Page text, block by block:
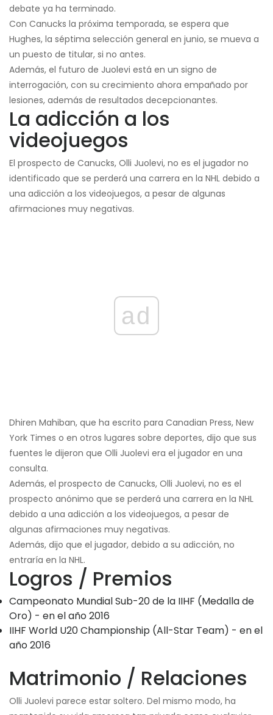
debate ya ha terminado.
Con Canucks la próxima temporada, se espera que
Hughes, la séptima selección general en junio, se mueva a
un puesto de titular, si no antes.
Además, el futuro de Juolevi está en un signo de
interrogación, con su crecimiento ahora empañado por
lesiones, además de resultados decepcionantes.
La adicción a los
videojuegos
El prospecto de Canucks, Olli Juolevi, no es el jugador no
identificado que se perderá una carrera en la NHL debido a
una adicción a los videojuegos, a pesar de algunas
afirmaciones muy negativas.
ad
Dhiren Mahiban, que ha escrito para Canadian Press, New
York Times o en otros lugares sobre deportes, dijo que sus
fuentes le dijeron que Olli Juolevi era el jugador en una
consulta.
Además, el prospecto de Canucks, Olli Juolevi, no es el
prospecto anónimo que se perderá una carrera en la NHL
debido a una adicción a los videojuegos, a pesar de
algunas afirmaciones muy negativas.
Además, dijo que el jugador, debido a su adicción, no
entraría en la NHL.
Logros / Premios
Campeonato Mundial Sub-20 de la IIHF (Medalla de
Oro) - en el año 2016
IIHF World U20 Championship (All-Star Team) - en el
año 2016
Matrimonio / Relaciones
Olli Juolevi parece estar soltero. Del mismo modo, ha